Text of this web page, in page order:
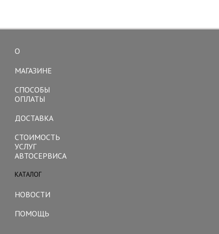
О
МАГАЗИНЕ
СПОСОБЫ
ОПЛАТЫ
ДОСТАВКА
СТОИМОСТЬ
УСЛУГ
АВТОСЕРВИСА
КАТАЛОГ
НОВОСТИ
ПОМОЩЬ